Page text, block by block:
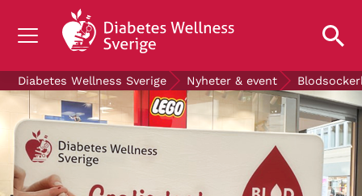
OM DIABETES
STÖD OSS
FORSKNING
NYHETER & EVENT
Diabetes Wellness Sverige Nyheter & event